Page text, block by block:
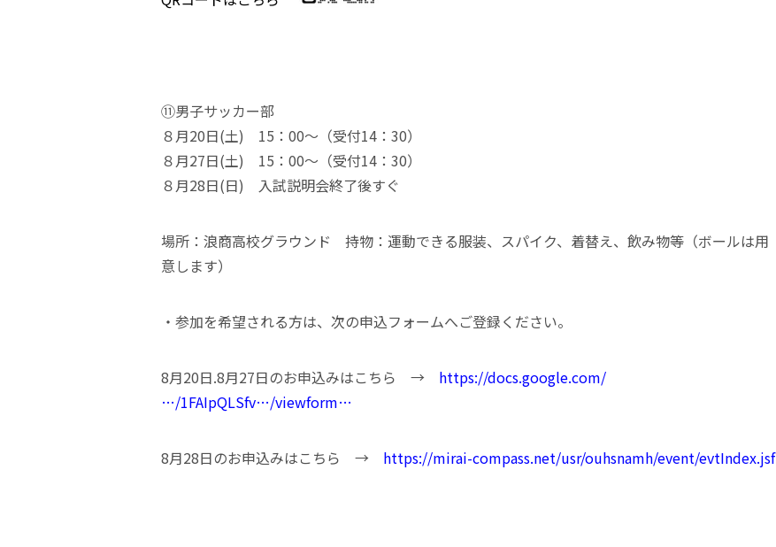
⑪男子サッカー部
８月20日(土) 15：00～（受付14：30）
８月27日(土) 15：00～（受付14：30）
８月28日(日) 入試説明会終了後すぐ
場所：浪商高校グラウンド 持物：運動できる服装、スパイク、着替え、飲み物等（ボールは用
意します）
・参加を希望される方は、次の申込フォームへご登録ください。
8月20日.8月27日のお申込みはこちら → https://docs.google.com/
…/1FAIpQLSfv…/viewform…
8月28日のお申込みはこちら → https://mirai-compass.net/usr/ouhsnamh/event/evtIndex.jsf